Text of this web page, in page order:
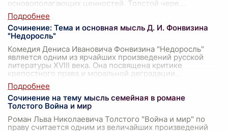
основополагающих ценностей. Толстой чере
Сочинение: Тема и основная мысль Д. И. Фонвизина
"Недоросль"
Комедия Дениса Ивановича Фонвизина "Недоросль"
является одним из ярчайших произведений русской
литературы XVIII века. Она посвящена критике
крепостного права и моральной деградации
Сочинение на тему мысль семейная в романе
Толстого Война и мир
Роман Льва Николаевича Толстого "Война и мир" по
праву считается одним из величайших произведений